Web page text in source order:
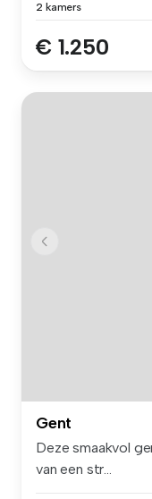
2 kamers
€ 1.250
Gent
Deze smaakvol
van een str...